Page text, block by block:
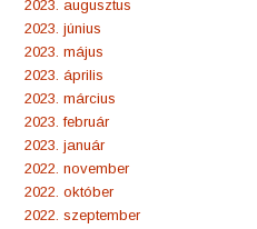
2023. augusztus
2023. június
2023. május
2023. április
2023. március
2023. február
2023. január
2022. november
2022. október
2022. szeptember